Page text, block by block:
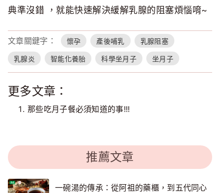
典準沒錯 ，就能快速解決緩解乳腺的阻塞煩惱唷~
文章關鍵字： 懷孕 產後哺乳 乳腺阻塞
乳腺炎 智能化養胎 科學坐月子 坐月子
更多文章：
那些吃月子餐必須知道的事!!!
推薦文章
一碗湯的傳承：從阿祖的藥櫃，到五代同心